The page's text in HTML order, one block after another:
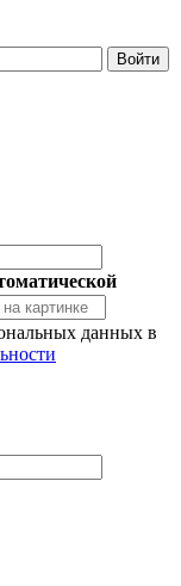
Войти
данных в